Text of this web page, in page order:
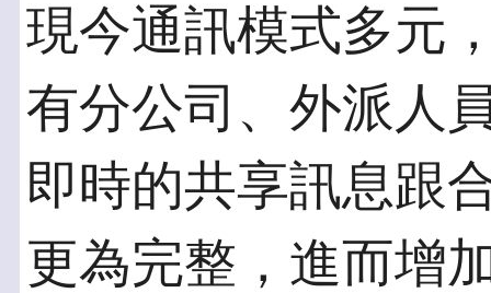
現今通訊模式多元
有分公司、外派人
即時的共享訊息跟
更為完整，進而增